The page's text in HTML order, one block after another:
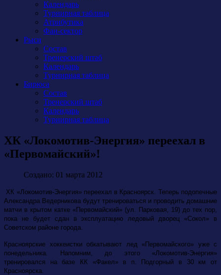
Календарь
Турнирная таблица
Атрибутика
Фан-сектор
Рыси
Состав
Тренерский штаб
Календарь
Турнирная таблица
Бирюса
Состав
Тренерский штаб
Календарь
Турнирная таблица
ХК «Локомотив-Энергия» переехал в
«Первомайский»!
Создано: 01 марта 2012
ХК «Локомотив-Энергия» переехал в Красноярск. Теперь подопечные
Александра Ведерникова будут тренироваться и проводить домашние
матчи в крытом катке «Первомайский» (ул. Парковая, 19) до тех пор,
пока не будет сдан в эксплуатацию ледовый дворец «Сокол» в
Советском районе города.
Красноярские хоккеистки обкатывают лед «Первомайского» уже с
понедельника. Напомним, до этого «Локомотив-Энергия»
тренировался на базе КК «Факел» в п. Подгорный в 30 км от
Красноярска.